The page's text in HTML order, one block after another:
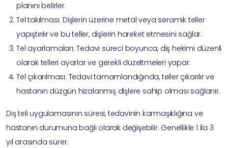
planını belirler.
Tel takılması: Dişlerin üzerine metal veya seramik teller
yapıştırılır ve bu teller, dişlerin hareket etmesini sağlar.
Tel ayarlamaları: Tedavi süreci boyunca, diş hekimi düzenli
olarak telleri ayarlar ve gerekli düzeltmeleri yapar.
Tel çıkarılması: Tedavi tamamlandığında, teller çıkarılır ve
hastanın düzgün hizalanmış dişlere sahip olması sağlanır.
Diş teli uygulamasının süresi, tedavinin karmaşıklığına ve
hastanın durumuna bağlı olarak değişebilir. Genellikle 1 ila 3
yıl arasında sürer.